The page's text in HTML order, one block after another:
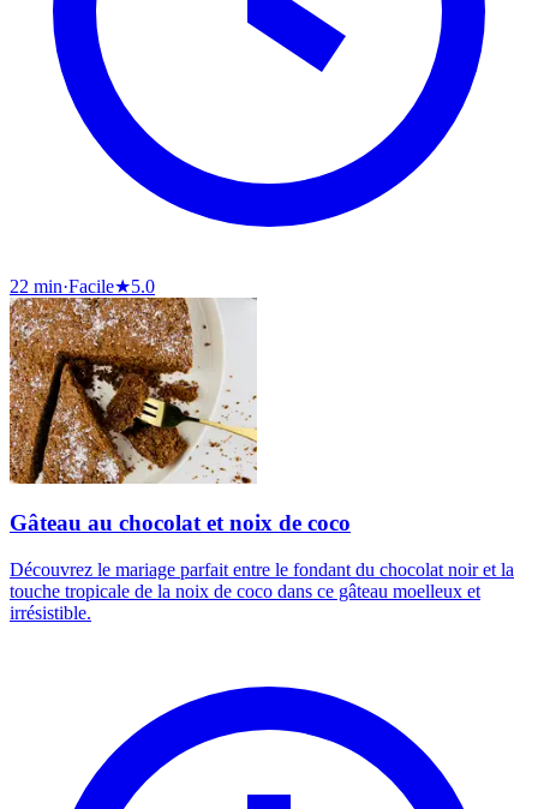
22 min·Facile★5.0
Gâteau au chocolat et noix de coco
Découvrez le mariage parfait entre le fondant du chocolat noir et la
touche tropicale de la noix de coco dans ce gâteau moelleux et
irrésistible.